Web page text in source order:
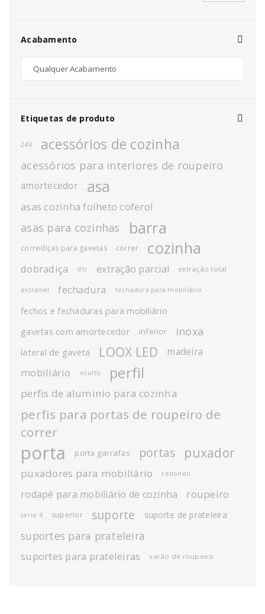
Acabamento
Etiquetas de produto
24V acessórios de cozinha
acessórios para interiores de roupeiro
amortecedor asa
asas cozinha folheto coferol
asas para cozinhas barra
corrediças para gavetas correr cozinha
dobradiça dtc extração parcial extração total
extraível fechadura fechadura para mobiliário
fechos e fechaduras para mobiliário
gavetas com amortecedor
inferior inoxa
lateral de gaveta LOOX LED madeira
mobiliário oculto perfil
perfis de aluminio para cozinha
perfis para portas de roupeiro de
correr
porta porta garrafas portas puxador
puxadores para mobiliário redondo
rodapé para mobiliário de cozinha roupeiro
serie 4 superior suporte suporte de prateleira
suportes para prateleira
suportes para prateleiras varão de roupeiro